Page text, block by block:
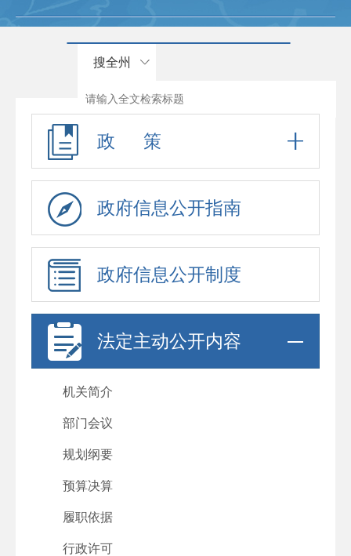
搜全州
政 策
政府信息公开指南
政府信息公开制度
法定主动公开内容
机关简介
部门会议
规划纲要
预算决算
履职依据
行政许可